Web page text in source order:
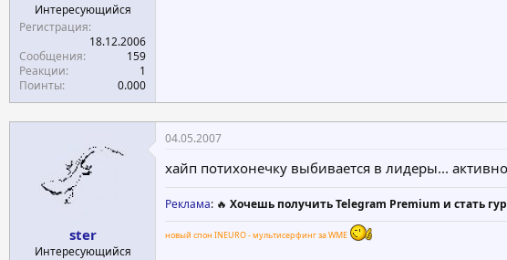
Интересующийся
Регистрация
18.12.2006
Сообщения
159
Реакции
1
Поинты
0.000
ster
Интересующийся
04.05.2007
хайп потихонечку выбивается в лидеры...
Реклама: 🔥 Хочешь получить Telegram Premium и стать
новый спон INEURO - мультисерфинг за WME